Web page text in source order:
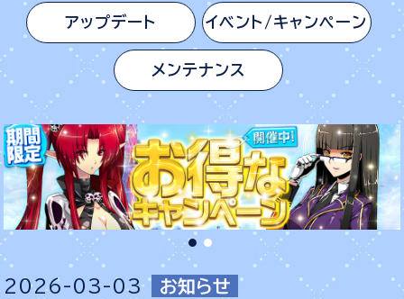
アップデート イベント/キャンペーン
メンテナンス
2026-03-03